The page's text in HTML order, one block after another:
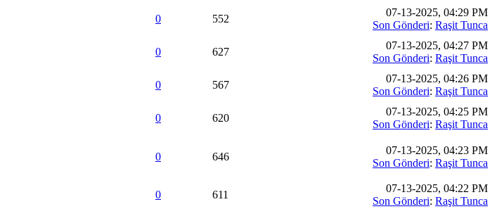
0 552
07-13-2025, 04:29 PM
Son Gönderi: Raşit Tunca
0 627
07-13-2025, 04:27 PM
Son Gönderi: Raşit Tunca
0 567
07-13-2025, 04:26 PM
Son Gönderi: Raşit Tunca
0 620
07-13-2025, 04:25 PM
Son Gönderi: Raşit Tunca
0 646
07-13-2025, 04:23 PM
Son Gönderi: Raşit Tunca
0 611
07-13-2025, 04:22 PM
Son Gönderi: Raşit Tunca